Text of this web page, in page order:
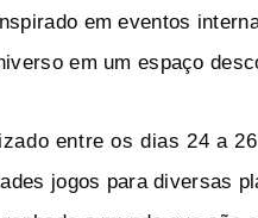
em eventos
em um espaço
entre os dias 24 a
jogos para diversas